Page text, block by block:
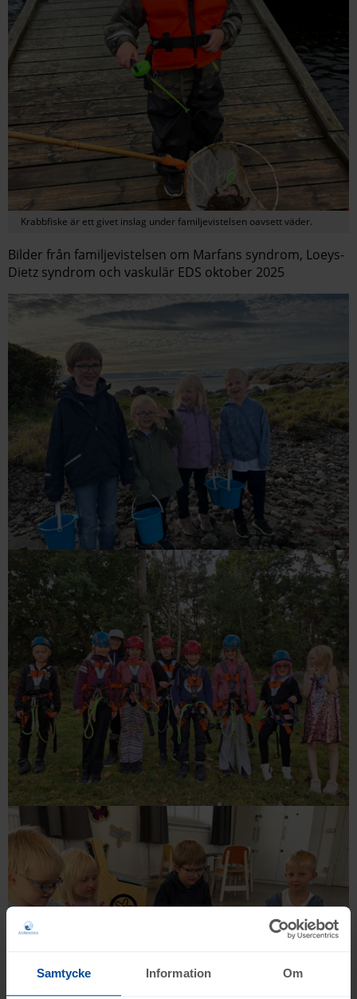
Samtycke Information Om
Krabbfiske är ett givet inslag under familjevistelsen oavsett väder.
Bilder från familjevistelsen om Marfans syndrom, Loeys-
Dietz syndrom och vaskulär EDS oktober 2025